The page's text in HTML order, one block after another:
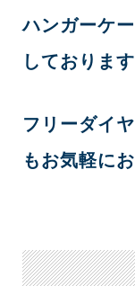
ハンガーケ
しております
フリーダイ
もお気軽に